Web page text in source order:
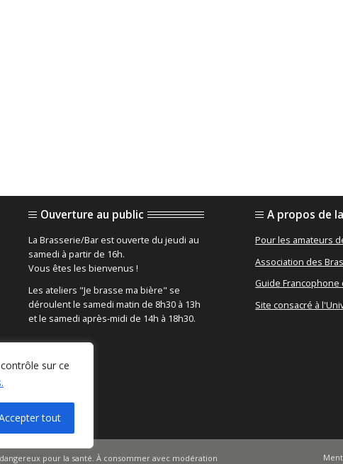
sur ce
tout
Ouverture au public
La Brasserie/Bar est ouverte du jeudi au
samedi à partir de 16h.
Vous êtes les bienvenus !
Les ateliers "Je brasse ma bière" se
déroulent le samedi matin de 8h30 à 13h
et le samedi après-midi de 14h à 18h30.
A propos de
Pour les amateurs
Association des
Guide Francophone
Site consacré à
pour la santé. À consommer avec modération